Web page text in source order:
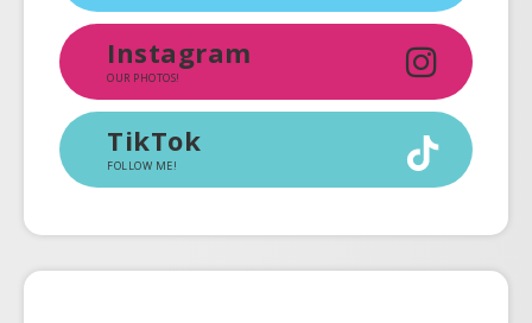
Instagram
OUR PHOTOS!
TikTok
FOLLOW ME!